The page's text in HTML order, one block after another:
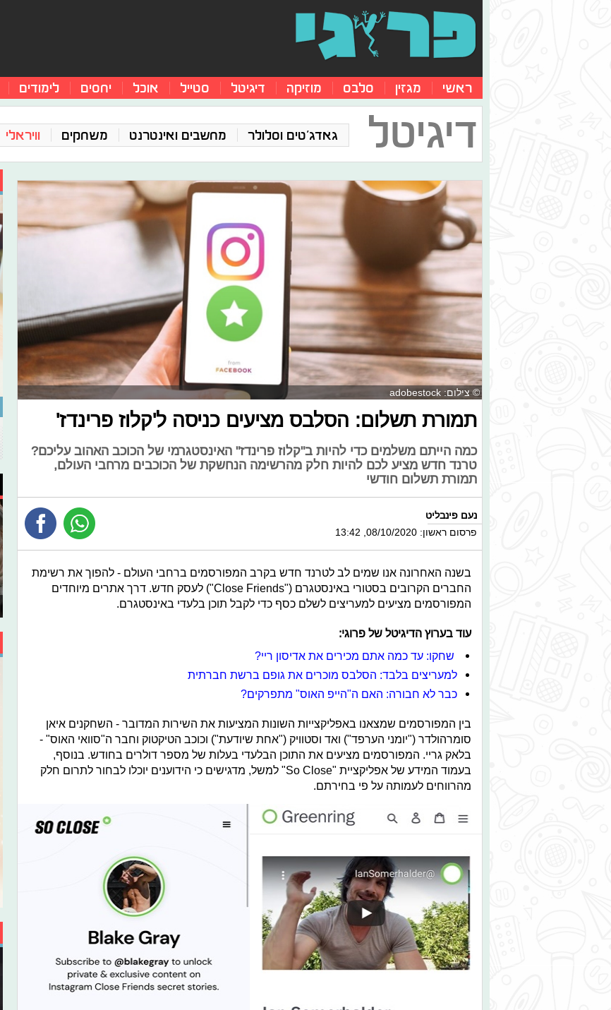
ראשי מגזין סלבס מוזיקה דיגיטל סטייל אוכל יחסים לימודים
דיגיטל גאדג'טים וסלולר מחשבים ואינטרנט משחקים וויראלי
© צילום: adobestock
תמורת תשלום: הסלבס מציעים כניסה ל'קלוז פרינדז'
כמה הייתם משלמים כדי להיות ב"קלוז פרינדז" האינסטגרמי של הכוכב האהוב עליכם?
טרנד חדש מציע לכם להיות חלק מהרשימה הנחשקת של הכוכבים מרחבי העולם,
תמורת תשלום חודשי
נעם פינבליט
פרסום ראשון: 08/10/2020, 13:42
בשנה האחרונה אנו שמים לב לטרנד חדש בקרב המפורסמים ברחבי העולם - להפוך את רשימת
החברים הקרובים בסטורי באינסטגרם ("Close Friends") לעסק חדש. דרך אתרים מיוחדים
המפורסמים מציעים למעריצים לשלם כסף כדי לקבל תוכן בלעדי באינסטגרם.
עוד בערוץ הדיגיטל של פרוגי:
שחקו: עד כמה אתם מכירים את אדיסון ריי?
למעריצים בלבד: הסלבס מוכרים את גופם ברשת חברתית
כבר לא חבורה: האם ה"הייפ האוס" מתפרקים?
בין המפורסמים שמצאנו באפליקצייות השונות המציעות את השירות המדובר - השחקנים איאן
סומרהולדר ("יומני הערפד") ואד וסטוויק ("אחת שיודעת") וכוכב הטיקטוק וחבר ה"סוואי האוס" -
בלאק גריי. המפורסמים מציעים את התוכן הבלעדי בעלות של מספר דולרים בחודש. בנוסף,
בעמוד המידע של אפליקציית "So Close" למשל, מדגישים כי הידוענים יוכלו לבחור לתרום חלק
מהרווחים לעמותה על פי בחירתם.